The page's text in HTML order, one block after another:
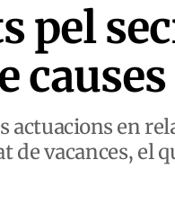
pel
en
vacances, el